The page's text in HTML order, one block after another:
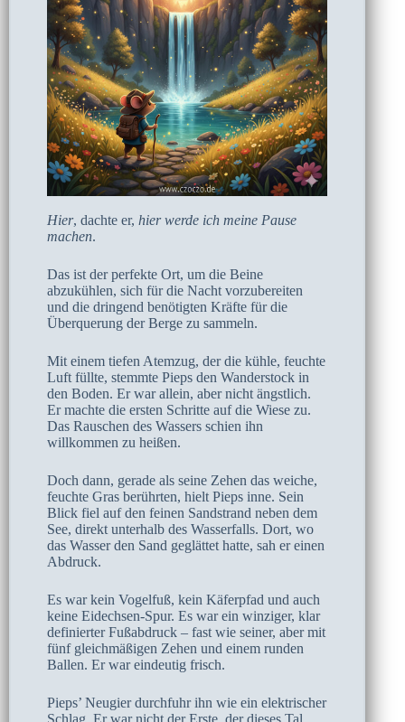
Hier, dachte er, hier werde ich meine Pause
machen.
Das ist der perfekte Ort, um die Beine
abzukühlen, sich für die Nacht vorzubereiten
und die dringend benötigten Kräfte für die
Überquerung der Berge zu sammeln.
Mit einem tiefen Atemzug, der die kühle, feuchte
Luft füllte, stemmte Pieps den Wanderstock in
den Boden. Er war allein, aber nicht ängstlich.
Er machte die ersten Schritte auf die Wiese zu.
Das Rauschen des Wassers schien ihn
willkommen zu heißen.
Doch dann, gerade als seine Zehen das weiche,
feuchte Gras berührten, hielt Pieps inne. Sein
Blick fiel auf den feinen Sandstrand neben dem
See, direkt unterhalb des Wasserfalls. Dort, wo
das Wasser den Sand geglättet hatte, sah er einen
Abdruck.
Es war kein Vogelfuß, kein Käferpfad und auch
keine Eidechsen-Spur. Es war ein winziger, klar
definierter Fußabdruck – fast wie seiner, aber mit
fünf gleichmäßigen Zehen und einem runden
Ballen. Er war eindeutig frisch.
Pieps’ Neugier durchfuhr ihn wie ein elektrischer
Schlag. Er war nicht der Erste, der dieses Tal